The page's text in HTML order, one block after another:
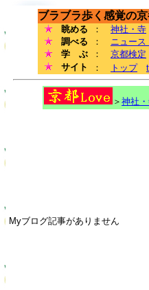
ブラブラ歩く感覚の
眺める ： 神社・寺
調べる
： ニュース
学 ぶ
： 京都検定
サイト
： トップ
＞ 神社
Myブログ記事がありません